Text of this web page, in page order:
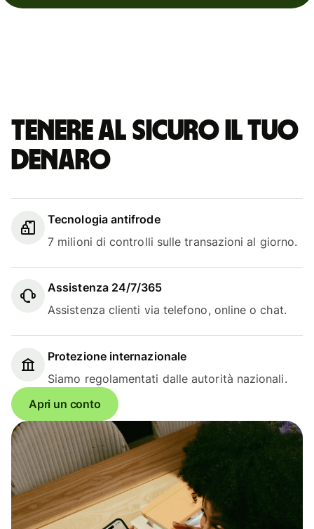
Tenere al sicuro il tuo
denaro
Tecnologia antifrode
7 milioni di controlli sulle transazioni al giorno.
Assistenza 24/7/365
Assistenza clienti via telefono, online o chat.
Protezione internazionale
Siamo regolamentati dalle autorità nazionali.
Apri un conto